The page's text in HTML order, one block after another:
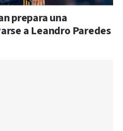
prepara una
a Leandro Paredes